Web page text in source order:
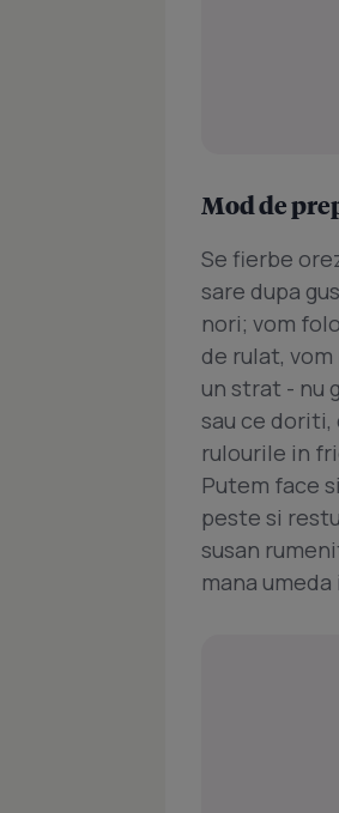
Mod de
Se fierbe
sare dupa
nori; vom
de rulat,
un strat - nu
sau ce doriti,
rulourile in
Putem face
peste si
susan
mana